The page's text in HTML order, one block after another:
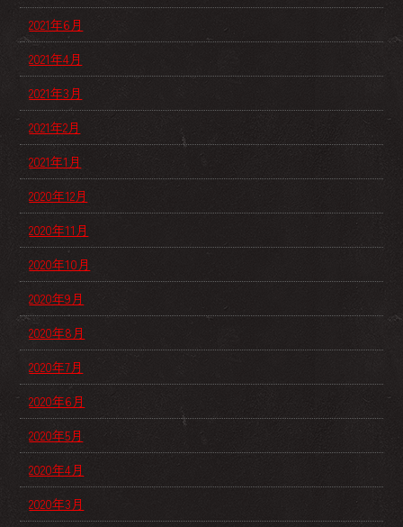
2021年6月
2021年4月
2021年3月
2021年2月
2021年1月
2020年12月
2020年11月
2020年10月
2020年9月
2020年8月
2020年7月
2020年6月
2020年5月
2020年4月
2020年3月